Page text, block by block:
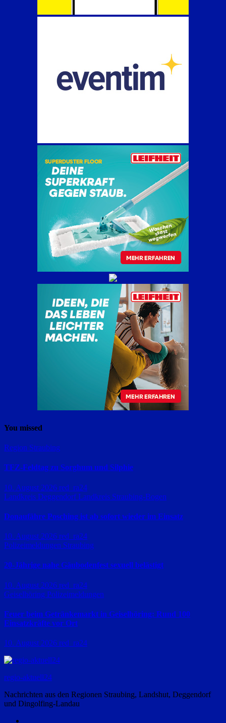
You missed
Region Straubing
TFZ-Feldtag zu Sorghum und Silphie
10. August 2026 red_ra24
Landkreis Deggendorf Landkreis Straubing-Bogen
Donaufähre Posching ist ab sofort wieder im Einsatz
10. August 2026 red_ra24
Polizeimeldungen Straubing
20-Jährige nahe Gäubodenfest sexuell belästigt
10. August 2026 red_ra24
Geiselhöring Polizeimeldungen
Feuer beim Getränkemarkt in Geiselhöring: Rund 100
Einsatzkräfte vor Ort
10. August 2026 red_ra24
regio-aktuell24
Nachrichten aus den Regionen Straubing, Landshut, Deggendorf
und Dingolfing-Landau